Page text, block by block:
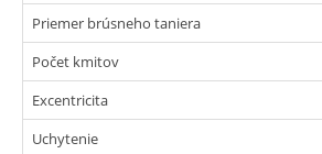
Priemer brúsneho taniera
Počet kmitov
Excentricita
Uchytenie